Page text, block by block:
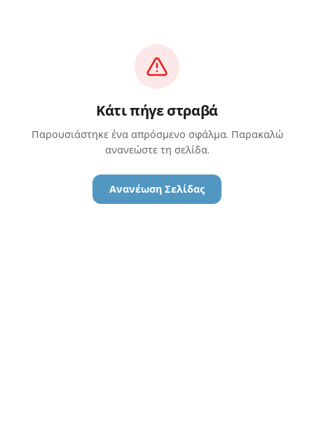
Κάτι πήγε στραβά
Παρουσιάστηκε ένα απρόσμενο σφάλμα. Παρακαλώ
ανανεώστε τη σελίδα.
Ανανέωση Σελίδας